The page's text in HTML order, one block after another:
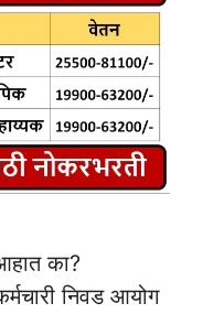
का?
निवड आयोग